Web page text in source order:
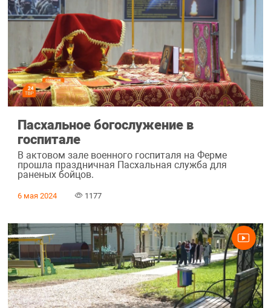
Пасхальное богослужение в
госпитале
В актовом зале военного госпиталя на Ферме
прошла праздничная Пасхальная служба для
раненых бойцов.
6 мая 2024 1177